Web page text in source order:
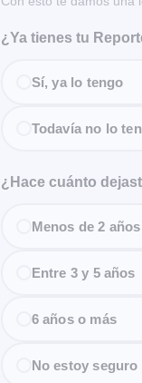
¿Ya tienes tu
Sí, ya lo tengo
Todavía no lo
¿Hace cuánto
Menos de 2 años
Entre 3 y 5 años
6 años o más
No estoy seguro